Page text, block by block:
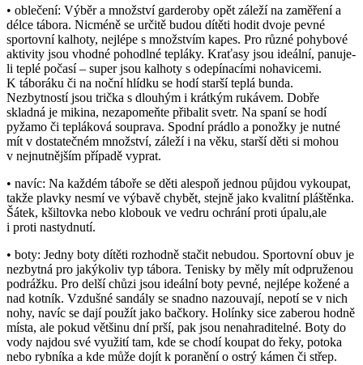
• oblečení: Výběr a množství garderoby opět záleží na zaměření a
délce tábora. Nicméně se určitě budou dítěti hodit dvoje pevné
sportovní kalhoty, nejlépe s množstvím kapes. Pro různé pohybové
aktivity jsou vhodné pohodlné tepláky. Kraťasy jsou ideální, panuje-
li teplé počasí – super jsou kalhoty s odepínacími nohavicemi.
K táboráku či na noční hlídku se hodí starší teplá bunda.
Nezbytností jsou trička s dlouhým i krátkým rukávem. Dobře
skladná je mikina, nezapomeňte přibalit svetr. Na spaní se hodí
pyžamo či tepláková souprava. Spodní prádlo a ponožky je nutné
mít v dostatečném množství, záleží i na věku, starší děti si mohou
v nejnutnějším případě vyprat.
• navíc: Na každém táboře se děti alespoň jednou půjdou vykoupat,
takže plavky nesmí ve výbavě chybět, stejně jako kvalitní pláštěnka.
Šátek, kšiltovka nebo klobouk ve vedru ochrání proti úpalu,ale
i proti nastydnutí.
• boty: Jedny boty dítěti rozhodně stačit nebudou. Sportovní obuv je
nezbytná pro jakýkoliv typ tábora. Tenisky by měly mít odpruženou
podrážku. Pro delší chůzi jsou ideální boty pevné, nejlépe kožené a
nad kotník. Vzdušné sandály se snadno nazouvají, nepotí se v nich
nohy, navíc se dají použít jako bačkory. Holínky sice zaberou hodně
místa, ale pokud většinu dní prší, pak jsou nenahraditelné. Boty do
vody najdou své využití tam, kde se chodí koupat do řeky, potoka
nebo rybníka a kde může dojít k poranění o ostrý kámen či střep.